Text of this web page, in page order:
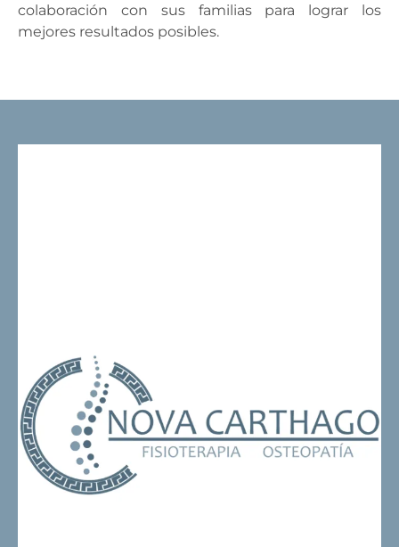
colaboración con sus familias para lograr los
mejores resultados posibles.